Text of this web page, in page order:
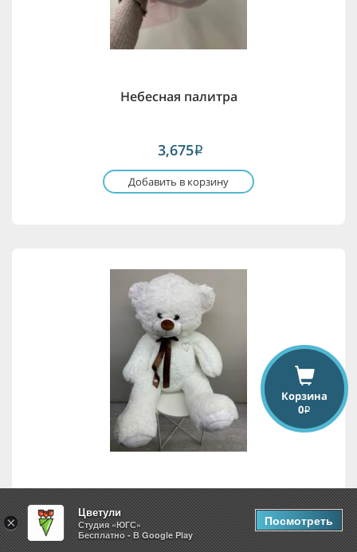
Небесная палитра
3,675i
Добавить в корзину
Белый медведь
Корзина
0i
×
Цветули
Студия «ЮГС»
Бесплатно - В Google Play
Посмотреть